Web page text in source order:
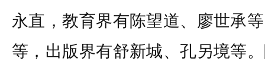
永直，教育界有陈望道、廖世承
等，出版界有舒新城、孔另境等